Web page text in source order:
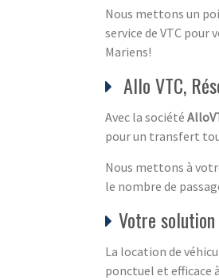
Nous mettons un
service de VTC
Mariens!
Allo VTC,
Avec la société
pour un transfert
Nous mettons à
le nombre de
Votre
La location de
ponctuel et efficace